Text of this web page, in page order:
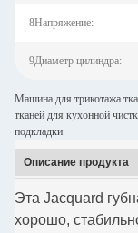
8Напряжение:
9Диаметр цилиндра:
Машина для трикотажа
тканей для кухонной
подкладки
Описание продукта
Эта Jacquard
хорошо,